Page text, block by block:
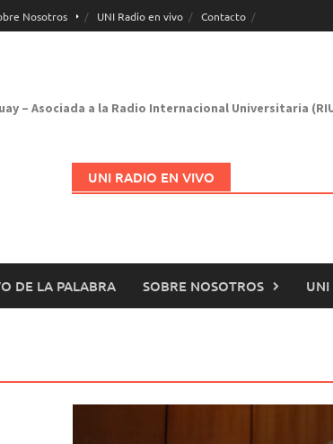
Nosotros UNI Radio en vivo Contacto
– Asociada a la Radio Internacional Universitaria
UNI RADIO EN VIVO
DE LA PALABRA SOBRE NOSOTROS UNI